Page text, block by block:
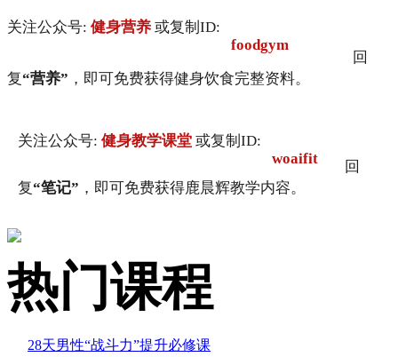
关注公众号: 健身营养 或复制ID:
foodgym
回
复“营养” ，即可免费获得健身饮食完整资料。
关注公众号: 健身教学课堂 或复制ID:
woaifit
回
复“笔记” ，即可免费获得鹿晨辉教学内容。
热门课程
28天男性“战斗力”提升必修课